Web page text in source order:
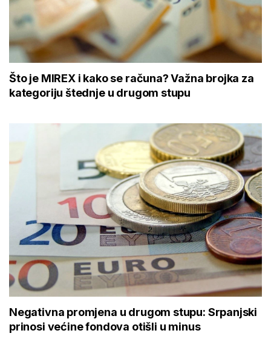
Što je MIREX i kako se računa? Važna brojka za
kategoriju štednje u drugom stupu
Negativna promjena u drugom stupu: Srpanjski
prinosi većine fondova otišli u minus